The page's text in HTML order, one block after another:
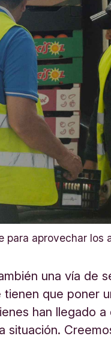
para aprovechar los
una vía de
que poner
han llegado
situación.